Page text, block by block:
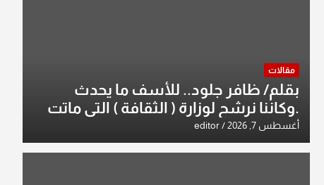
مقالات
بقلم/ ظافر جلود.. للأسف ما يحدث
.وكاننا نرشح لوزارة ( الثقافة ) التي ماتت
من زمان وزير يمثلها من النخبة والإرث
العظيم للثقافة العراقية..
أغسطس 7, 2026 editor